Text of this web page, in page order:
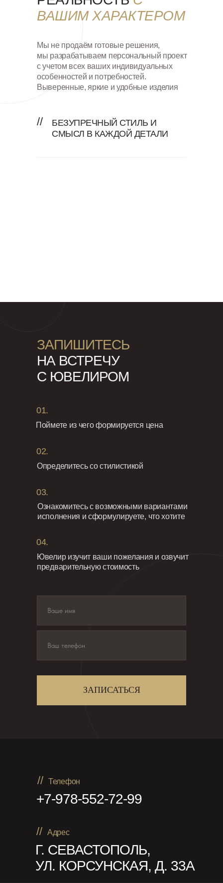
ВАШИМ ХАРАКТЕРОМ
БЕЗУПРЕЧНЫЙ СТИЛЬ И
СМЫСЛ В КАЖДОЙ ДЕТАЛИ
//
Мы не продаём готовые решения,
мы разрабатываем персональный проект
с учетом всех ваших индивидуальных
особенностей и потребностей.
Выверенные, яркие и удобные изделия
ЗАПИШИТЕСЬ
НА ВСТРЕЧУ
С ЮВЕЛИРОМ
Поймете из чего формируется цена
01.
Ознакомитесь с возможными вариантами
исполнения и сформулируете, что хотите
02.
Определитесь со стилистикой
03.
Ювелир изучит ваши пожелания и озвучит
предварительную стоимость
04.
ЗАПИСАТЬСЯ
+7-978-552-72-99
Телефон
//
Г. СЕВАСТОПОЛЬ,
УЛ. КОРСУНСКАЯ, Д. 33А
Адрес
//